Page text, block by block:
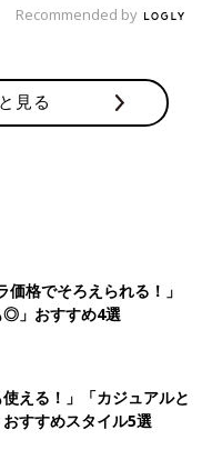
スコーデ
Recommended by
見る
格でそろえられる！」
◎」おすすめ4選
える！」「カジュアルと
すすめスタイル5選